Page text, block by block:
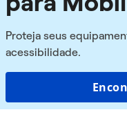
Proteja seus
acessibilidade.